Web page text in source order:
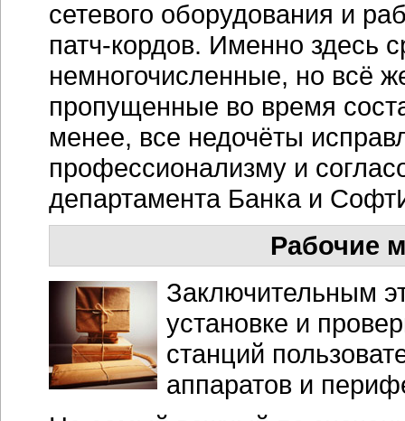
сетевого оборудования и
патч-кордов. Именно здесь
немногочисленные, но всё
пропущенные во время
менее, все недочёты
профессионализму и
департамента Банка и
Рабочие
Заключительным
установке и
станций
аппаратов и